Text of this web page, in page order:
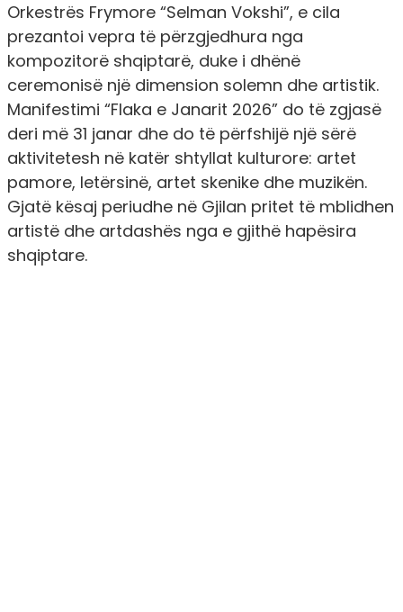
Orkestrës Frymore “Selman Vokshi”, e cila
prezantoi vepra të përzgjedhura nga
kompozitorë shqiptarë, duke i dhënë
ceremonisë një dimension solemn dhe artistik.
Manifestimi “Flaka e Janarit 2026” do të zgjasë
deri më 31 janar dhe do të përfshijë një sërë
aktivitetesh në katër shtyllat kulturore: artet
pamore, letërsinë, artet skenike dhe muzikën.
Gjatë kësaj periudhe në Gjilan pritet të mblidhen
artistë dhe artdashës nga e gjithë hapësira
shqiptare.